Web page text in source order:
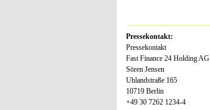
Pressekontakt:
Pressekontakt
Fast Finance 24 Holding AG
Sören Jensen
Uhlandstraße 165
10719 Berlin
+49 30 7262 1234-4